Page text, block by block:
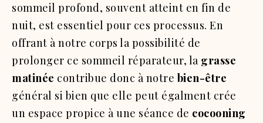
sommeil profond, souvent atteint en fin de
nuit, est essentiel pour ces processus. En
offrant à notre corps la possibilité de
prolonger ce sommeil réparateur, la grasse
matinée contribue donc à notre bien-être
général si bien que elle peut égalment crée
un espace propice à une séance de cocooning